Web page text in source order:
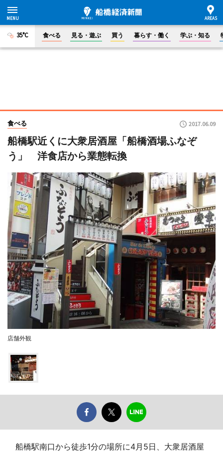
35°C 食べる 見る・遊ぶ 買う 暮らす・働く 学ぶ・知る
食べる 2017.06.09
船橋駅近くに大衆居酒屋「船橋酒場ふなぞ
う」 洋食店から業態転換
店舗外観
船橋駅南口から徒歩1分の場所に4月5日、大衆居酒屋